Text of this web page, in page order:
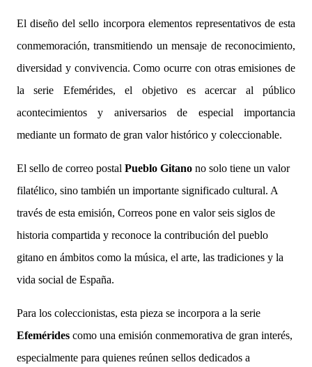
El diseño del sello incorpora elementos representativos de esta
conmemoración, transmitiendo un mensaje de reconocimiento,
diversidad y convivencia. Como ocurre con otras emisiones de
la serie Efemérides, el objetivo es acercar al público
acontecimientos y aniversarios de especial importancia
mediante un formato de gran valor histórico y coleccionable.
El sello de correo postal Pueblo Gitano no solo tiene un valor
filatélico, sino también un importante significado cultural. A
través de esta emisión, Correos pone en valor seis siglos de
historia compartida y reconoce la contribución del pueblo
gitano en ámbitos como la música, el arte, las tradiciones y la
vida social de España.
Para los coleccionistas, esta pieza se incorpora a la serie
Efemérides como una emisión conmemorativa de gran interés,
especialmente para quienes reúnen sellos dedicados a